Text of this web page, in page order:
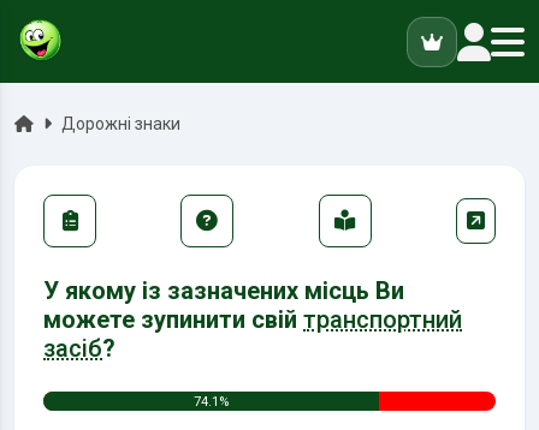
ГоловнаДорожні знаки
У якому із зазначених місць Ви
можете зупинити свій транспортний
засіб?
74.1%